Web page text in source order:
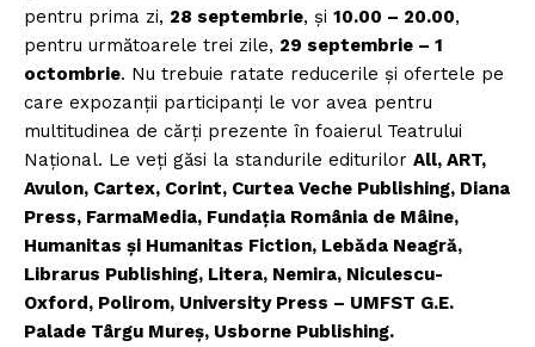
pentru prima zi, 28 septembrie, și 10.00 – 20.00,
pentru următoarele trei zile, 29 septembrie – 1
octombrie. Nu trebuie ratate reducerile şi ofertele pe
care expozanţii participanţi le vor avea pentru
multitudinea de cărți prezente în foaierul Teatrului
Național. Le veți găsi la standurile editurilor All, ART,
Avulon, Cartex, Corint, Curtea Veche Publishing, Diana
Press, FarmaMedia, Fundaţia România de Mâine,
Humanitas și Humanitas Fiction, Lebăda Neagră,
Librarus Publishing, Litera, Nemira, Niculescu-
Oxford, Polirom, University Press – UMFST G.E.
Palade Târgu Mureș, Usborne Publishing.